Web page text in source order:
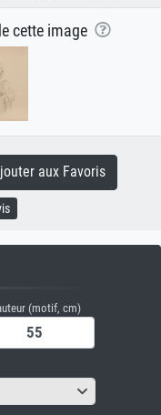
cette image
aux Favoris
(motif, cm)